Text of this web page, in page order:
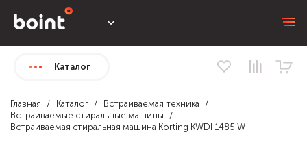
Каталог
Главная Каталог
Встраиваемая техника
Встраиваемые стиральные машины
Встраиваемая стиральная машина Korting KWDI 1485 W